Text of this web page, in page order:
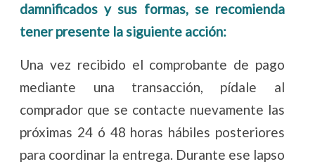
damnificados y sus formas, se recomienda
tener presente la siguiente acción:
Una vez recibido el comprobante de pago
mediante una transacción, pídale al
comprador que se contacte nuevamente las
próximas 24 ó 48 horas hábiles posteriores
para coordinar la entrega. Durante ese lapso